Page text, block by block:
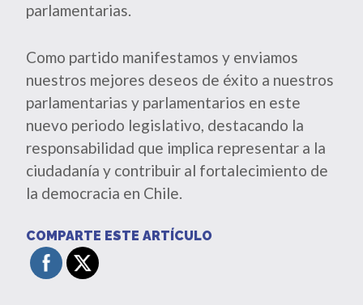
parlamentarias.
Como partido manifestamos y enviamos
nuestros mejores deseos de éxito a nuestros
parlamentarias y parlamentarios en este
nuevo periodo legislativo, destacando la
responsabilidad que implica representar a la
ciudadanía y contribuir al fortalecimiento de
la democracia en Chile.
COMPARTE ESTE ARTÍCULO